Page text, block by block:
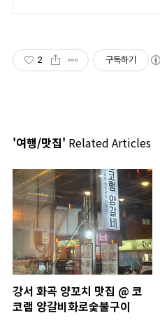
2 구독하기
'여행/맛집' Related Articles
강서 화곡 양꼬치 맛집 @ 코
코램 양갈비화로숯불구이